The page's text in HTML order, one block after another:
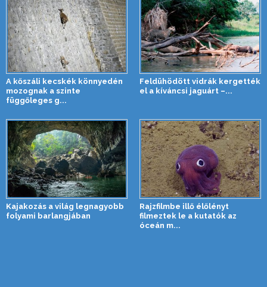
A kőszáli kecskék könnyedén
mozognak a szinte
függőleges g...
Feldühödött vidrák kergették
el a kíváncsi jaguárt –...
Kajakozás a világ legnagyobb
folyami barlangjában
Rajzfilmbe illő élőlényt
filmeztek le a kutatók az
óceán m...